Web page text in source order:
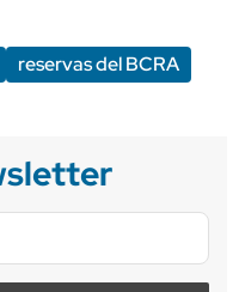
reservas del BCRA